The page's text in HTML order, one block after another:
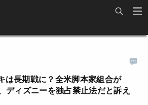
オールジャンル
海外ドラマ・シリーズ
配信終了予定の作品
海外ドラマ・ラインナップ
は長期戦に？全米脚本家組合が
ディズニーを独占禁止法だと訴え